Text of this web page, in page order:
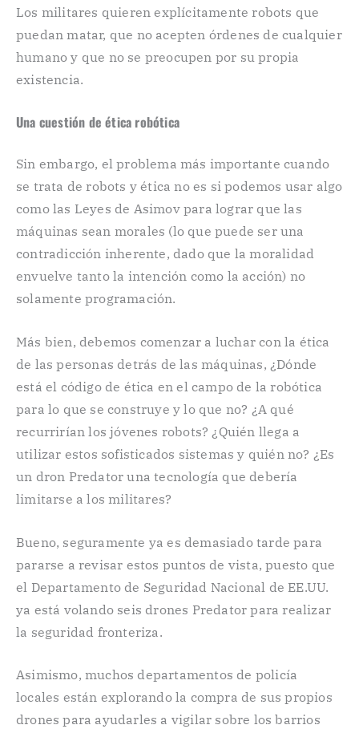
Los militares quieren explícitamente robots que
puedan matar, que no acepten órdenes de cualquier
humano y que no se preocupen por su propia
existencia.
Una cuestión de ética robótica
Sin embargo, el problema más importante cuando
se trata de robots y ética no es si podemos usar algo
como las Leyes de Asimov para lograr que las
máquinas sean morales (lo que puede ser una
contradicción inherente, dado que la moralidad
envuelve tanto la intención como la acción) no
solamente programación.
Más bien, debemos comenzar a luchar con la ética
de las personas detrás de las máquinas, ¿Dónde
está el código de ética en el campo de la robótica
para lo que se construye y lo que no? ¿A qué
recurrirían los jóvenes robots? ¿Quién llega a
utilizar estos sofisticados sistemas y quién no? ¿Es
un dron Predator una tecnología que debería
limitarse a los militares?
Bueno, seguramente ya es demasiado tarde para
pararse a revisar estos puntos de vista, puesto que
el Departamento de Seguridad Nacional de EE.UU.
ya está volando seis drones Predator para realizar
la seguridad fronteriza.
Asimismo, muchos departamentos de policía
locales están explorando la compra de sus propios
drones para ayudarles a vigilar sobre los barrios